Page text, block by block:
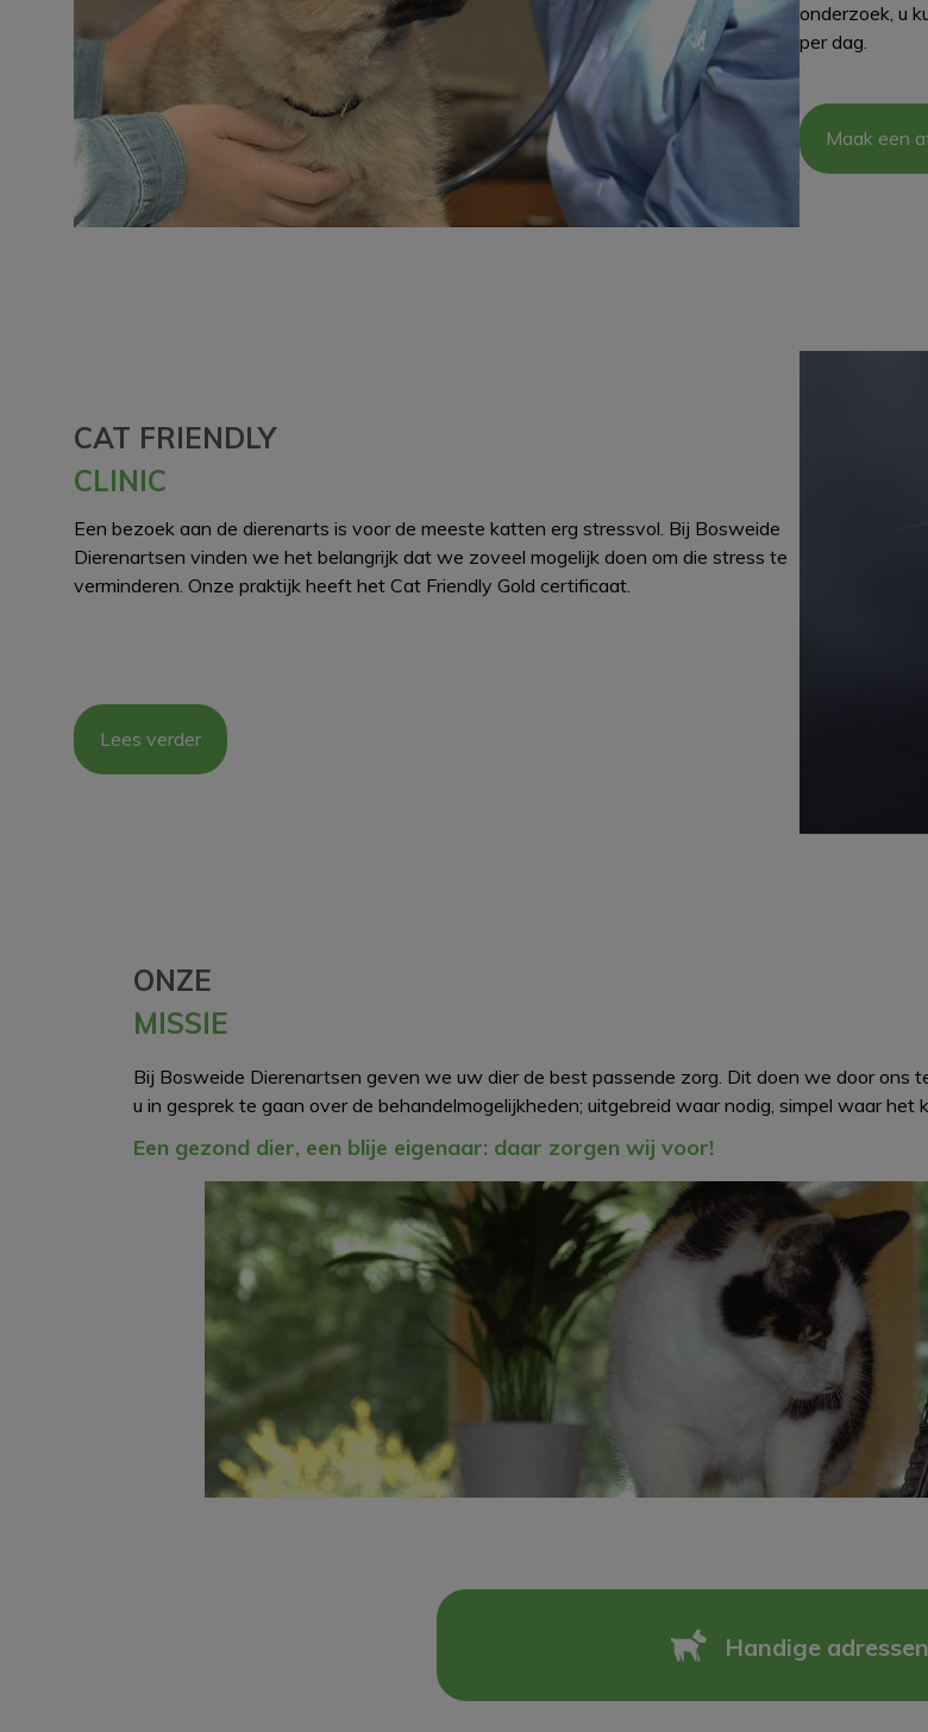
onderzoek, u
per dag.
Maak een
CAT FRIENDLY
CLINIC
Een bezoek aan de dierenarts is voor de meeste katten erg stressvol. Bij Bosweide
Dierenartsen vinden we het belangrijk dat we zoveel mogelijk doen om die stress te
verminderen. Onze praktijk heeft het Cat Friendly Gold certificaat.
Lees verder
ONZE
MISSIE
Bij Bosweide Dierenartsen geven we uw dier de best passende zorg. Dit doen we door ons
u in gesprek te gaan over de behandelmogelijkheden; uitgebreid waar nodig, simpel waar het
Een gezond dier, een blije eigenaar: daar zorgen wij voor!
Handige adressen